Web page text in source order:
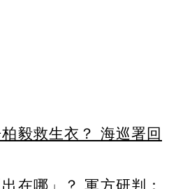
毅救生衣？ 海巡署回
在哪」？ 軍方研判：